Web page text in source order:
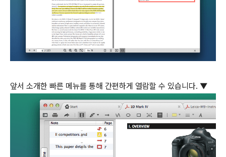
앞서 소개한 빠른 메뉴를 통해 간편하게 열람할 수 있습니다. ▼